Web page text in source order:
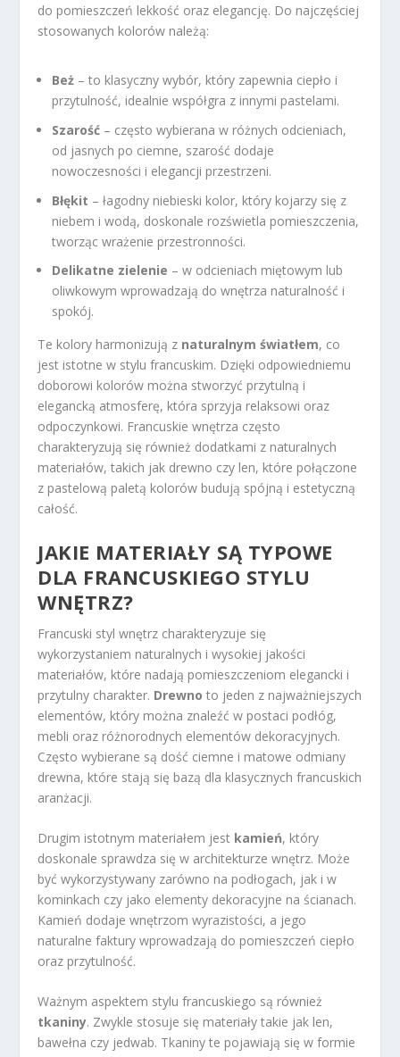
do pomieszczeń lekkość oraz elegancję. Do najczęściej
stosowanych kolorów należą:
Beż – to klasyczny wybór, który zapewnia ciepło i
przytulność, idealnie współgra z innymi pastelami.
Szarość – często wybierana w różnych odcieniach,
od jasnych po ciemne, szarość dodaje
nowoczesności i elegancji przestrzeni.
Błękit – łagodny niebieski kolor, który kojarzy się z
niebem i wodą, doskonale rozświetla pomieszczenia,
tworząc wrażenie przestronności.
Delikatne zielenie – w odcieniach miętowym lub
oliwkowym wprowadzają do wnętrza naturalność i
spokój.
Te kolory harmonizują z naturalnym światłem, co
jest istotne w stylu francuskim. Dzięki odpowiedniemu
doborowi kolorów można stworzyć przytulną i
elegancką atmosferę, która sprzyja relaksowi oraz
odpoczynkowi. Francuskie wnętrza często
charakteryzują się również dodatkami z naturalnych
materiałów, takich jak drewno czy len, które połączone
z pastelową paletą kolorów budują spójną i estetyczną
całość.
JAKIE MATERIAŁY SĄ TYPOWE
DLA FRANCUSKIEGO STYLU
WNĘTRZ?
Francuski styl wnętrz charakteryzuje się
wykorzystaniem naturalnych i wysokiej jakości
materiałów, które nadają pomieszczeniom elegancki i
przytulny charakter. Drewno to jeden z najważniejszych
elementów, który można znaleźć w postaci podłóg,
mebli oraz różnorodnych elementów dekoracyjnych.
Często wybierane są dość ciemne i matowe odmiany
drewna, które stają się bazą dla klasycznych francuskich
aranżacji.
Drugim istotnym materiałem jest kamień, który
doskonale sprawdza się w architekturze wnętrz. Może
być wykorzystywany zarówno na podłogach, jak i w
kominkach czy jako elementy dekoracyjne na ścianach.
Kamień dodaje wnętrzom wyrazistości, a jego
naturalne faktury wprowadzają do pomieszczeń ciepło
oraz przytulność.
Ważnym aspektem stylu francuskiego są również
tkaniny. Zwykle stosuje się materiały takie jak len,
bawełna czy jedwab. Tkaniny te pojawiają się w formie